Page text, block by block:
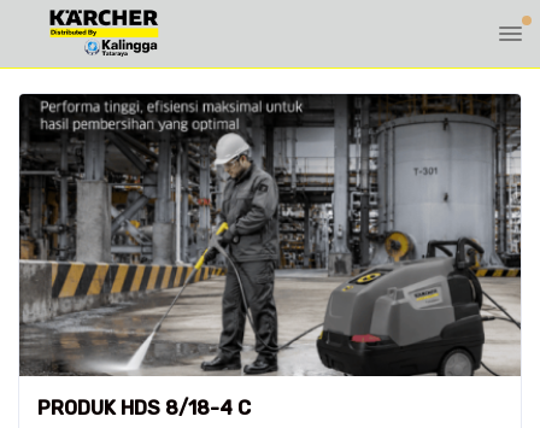
PRODUK HDS 8/18-4 C